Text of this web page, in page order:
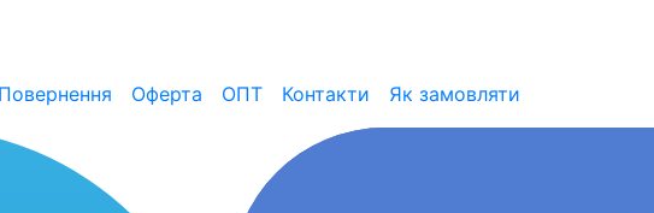
Повернення Оферта ОПТ Контакти Як замовляти